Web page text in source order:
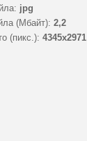
jpg
(Мбайт): 2,2
(пикс.): 4345x2971